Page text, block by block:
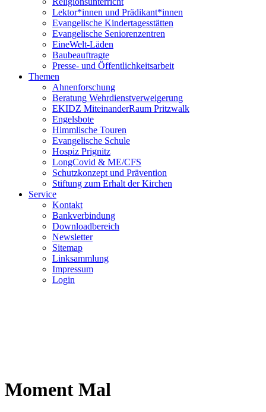
Lektor*innen und Prädikant*innen
Evangelische Kindertagesstätten
Evangelische Seniorenzentren
EineWelt-Läden
Baubeauftragte
Presse- und Öffentlichkeitsarbeit
Themen
Ahnenforschung
Beratung Wehrdienstverweigerung
EKIDZ MiteinanderRaum Pritzwalk
Engelsbote
Himmlische Touren
Evangelische Schule
Hospiz Prignitz
LongCovid & ME/CFS
Schutzkonzept und Prävention
Stiftung zum Erhalt der Kirchen
Service
Kontakt
Bankverbindung
Downloadbereich
Newsletter
Sitemap
Linksammlung
Impressum
Login
Moment Mal